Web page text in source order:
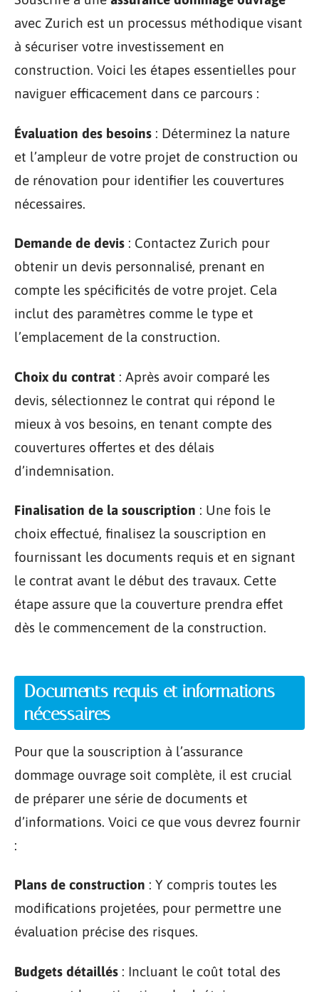
avec Zurich est un processus méthodique visant
à sécuriser votre investissement en
construction. Voici les étapes essentielles pour
naviguer efficacement dans ce parcours :
Évaluation des besoins : Déterminez la nature
et l’ampleur de votre projet de construction ou
de rénovation pour identifier les couvertures
nécessaires.
Demande de devis : Contactez Zurich pour
obtenir un devis personnalisé, prenant en
compte les spécificités de votre projet. Cela
inclut des paramètres comme le type et
l’emplacement de la construction.
Choix du contrat : Après avoir comparé les
devis, sélectionnez le contrat qui répond le
mieux à vos besoins, en tenant compte des
couvertures offertes et des délais
d’indemnisation.
Finalisation de la souscription : Une fois le
choix effectué, finalisez la souscription en
fournissant les documents requis et en signant
le contrat avant le début des travaux. Cette
étape assure que la couverture prendra effet
dès le commencement de la construction.
Documents requis et informations
nécessaires
Pour que la souscription à l’assurance
dommage ouvrage soit complète, il est crucial
de préparer une série de documents et
d’informations. Voici ce que vous devrez fournir
:
Plans de construction : Y compris toutes les
modifications projetées, pour permettre une
évaluation précise des risques.
Budgets détaillés : Incluant le coût total des